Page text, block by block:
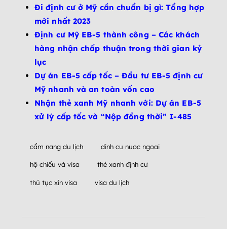
Đi định cư ở Mỹ cần chuẩn bị gì: Tổng hợp
mới nhất 2023
Định cư Mỹ EB-5 thành công – Các khách
hàng nhận chấp thuận trong thời gian kỷ
lục
Dự án EB-5 cấp tốc – Đầu tư EB-5 định cư
Mỹ nhanh và an toàn vốn cao
Nhận thẻ xanh Mỹ nhanh với: Dự án EB-5
xử lý cấp tốc và “Nộp đồng thời” I-485
cẩm nang du lịch dinh cu nuoc ngoai
hộ chiếu và visa thẻ xanh định cư
thủ tục xin visa visa du lịch